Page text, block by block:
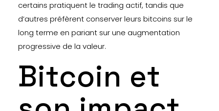
certains pratiquent le trading actif, tandis que
d’autres préfèrent conserver leurs bitcoins sur le
long terme en pariant sur une augmentation
progressive de la valeur.
Bitcoin et